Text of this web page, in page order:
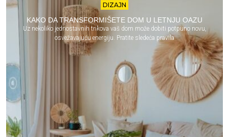
DIZAJN
KAKO DA TRANSFORMIŠETE DOM U LETNJU OAZU
Uz nekoliko jednostavnih trikova vaš dom može dobiti potpuno novu,
osvežavajuću energiju. Pratite sledeća pravila